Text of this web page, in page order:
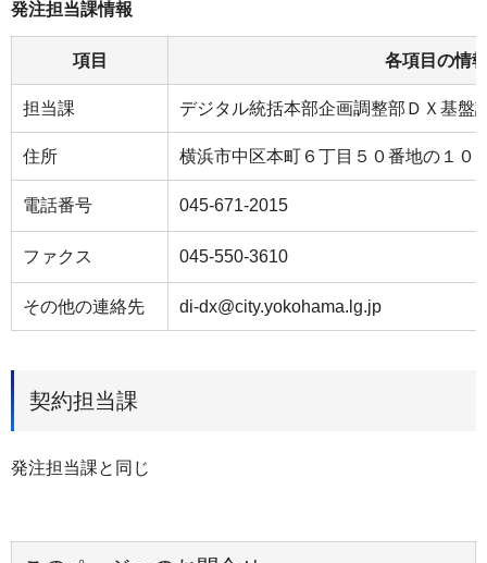
発注担当課情報
項目 各項目の情
担当課 デジタル統括本部企画調整部ＤＸ基盤
住所 横浜市中区本町６丁目５０番地の１０
電話番号 045-671-2015
ファクス 045-550-3610
その他の連絡先 di-dx@city.yokohama.lg.jp
契約担当課
発注担当課と同じ